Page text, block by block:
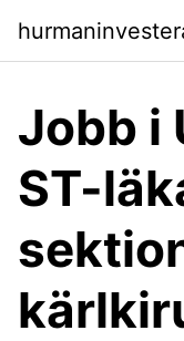
Jobb i
ST-